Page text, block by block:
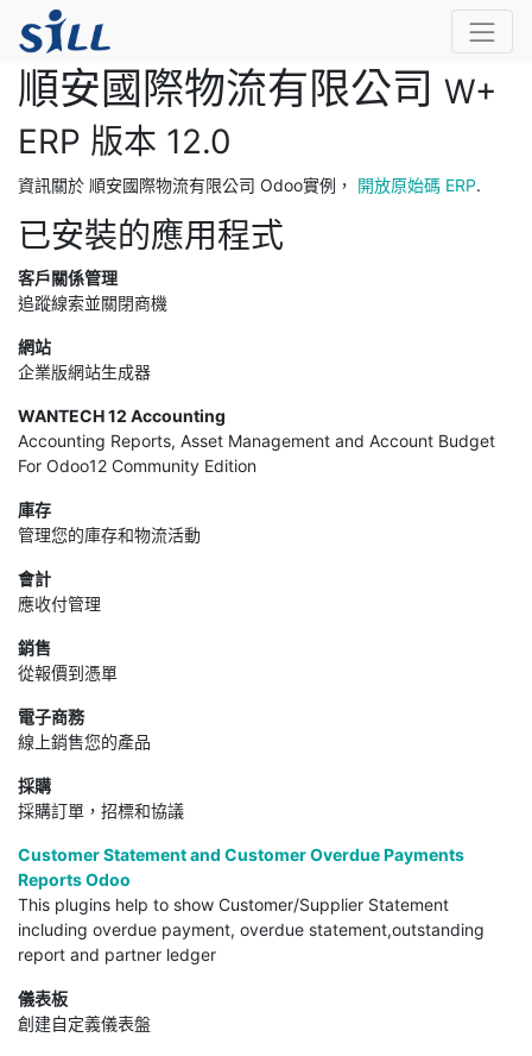
順安國際物流有限公司 W+
ERP 版本 12.0
資訊關於 順安國際物流有限公司 Odoo實例， 開放原始碼 ERP.
已安裝的應用程式
客戶關係管理
追蹤線索並關閉商機
網站
企業版網站生成器
WANTECH 12 Accounting
Accounting Reports, Asset Management and Account Budget
For Odoo12 Community Edition
庫存
管理您的庫存和物流活動
會計
應收付管理
銷售
從報價到憑單
電子商務
線上銷售您的產品
採購
採購訂單，招標和協議
Customer Statement and Customer Overdue Payments
Reports Odoo
This plugins help to show Customer/Supplier Statement
including overdue payment, overdue statement,outstanding
report and partner ledger
儀表板
創建自定義儀表盤